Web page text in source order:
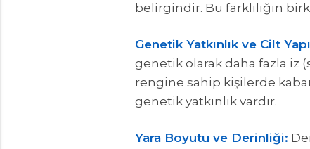
belirgindir. Bu farklılığın
Genetik Yatkınlık ve Cilt
genetik olarak daha fazla iz
rengine sahip kişilerde
genetik yatkınlık vardır.
Yara Boyutu ve Derinliği: